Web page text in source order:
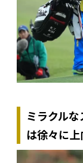
ミラクル
は徐々に